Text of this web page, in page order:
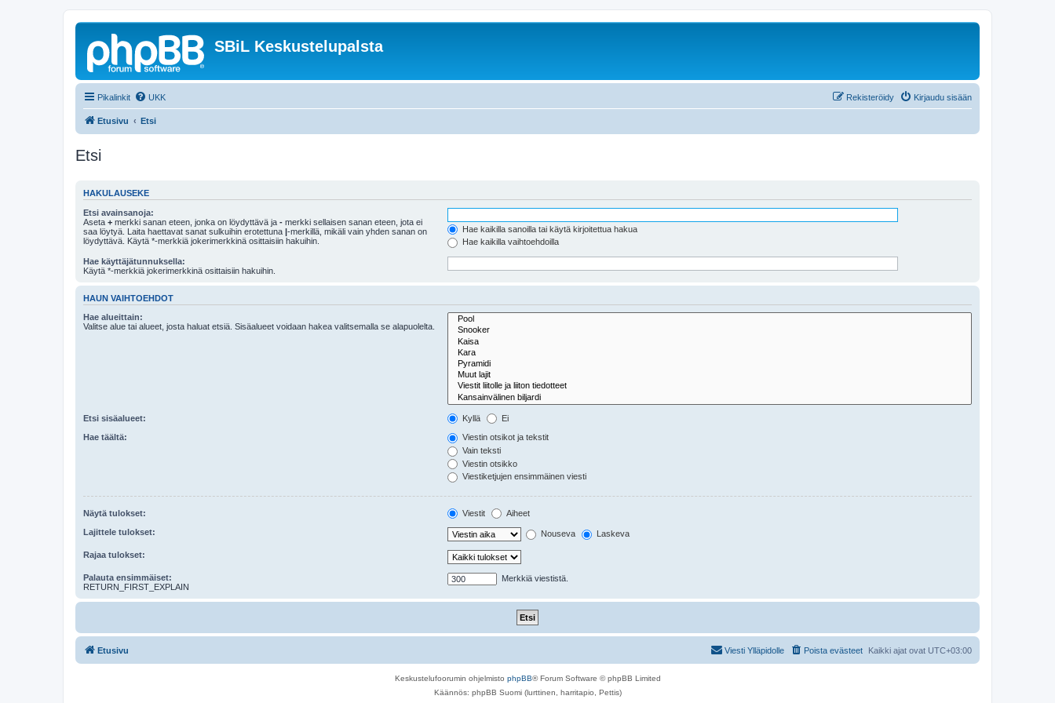
SBiL Keskustelupalsta
Pikalinkit UKK Kirjaudu sisään
Rekisteröidy
Etusivu Etsi
Etsi
HAKULAUSEKE
Etsi avainsanoja:
Aseta + merkki sanan eteen, jonka on löydyttävä ja - merkki sellaisen sanan eteen, jota ei
saa löytyä. Laita haettavat sanat sulkuihin erotettuna |-merkillä, mikäli vain yhden sanan on
löydyttävä. Käytä *-merkkiä jokerimerkkinä osittaisiin hakuihin.
Hae kaikilla sanoilla tai käytä kirjoitettua hakua
Hae kaikilla vaihtoehdoilla
Hae käyttäjätunnuksella:
Käytä *-merkkiä jokerimerkkinä osittaisiin hakuihin.
HAUN VAIHTOEHDOT
Hae alueittain:
Valitse alue tai alueet, josta haluat etsiä. Sisäalueet voidaan hakea valitsemalla se alapuolelta.
Etsi sisäalueet: Kyllä Ei
Hae täältä:
Viestin otsikot ja tekstit
Vain teksti
Viestin otsikko
Viestiketjujen ensimmäinen viesti
Näytä tulokset: Viestit Aiheet
Lajittele tulokset: Nouseva Laskeva
Rajaa tulokset:
Palauta ensimmäiset:
RETURN_FIRST_EXPLAIN
Merkkiä viestistä.
Etusivu Kaikki ajat ovat UTC+03:00
Poista evästeet
Viesti Ylläpidolle
Keskustelufoorumin ohjelmisto phpBB® Forum Software © phpBB Limited
Käännös: phpBB Suomi (lurttinen, harritapio, Pettis)